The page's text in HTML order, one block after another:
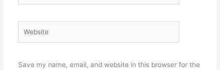
Save my name, email, and website in this browser for the